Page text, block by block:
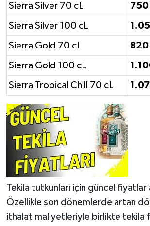
Sierra Silver 70 cL 750
Sierra Silver 100 cL
Sierra Gold 70 cL 820
Sierra Gold 100 cL
Sierra Tropical Chill 70 cL
Tekila tutkunları için güncel fiyatlar
Özellikle son dönemlerde artan
ithalat maliyetleriyle birlikte tekila